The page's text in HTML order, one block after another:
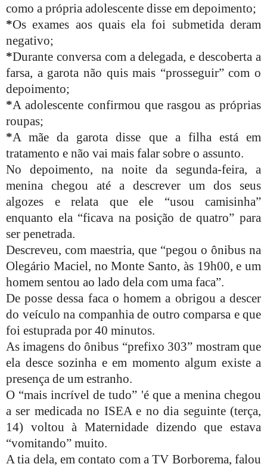
como a própria adolescente disse em depoimento;
*Os exames aos quais ela foi submetida deram
negativo;
*Durante conversa com a delegada, e descoberta a
farsa, a garota não quis mais “prosseguir” com o
depoimento;
*A adolescente confirmou que rasgou as próprias
roupas;
*A mãe da garota disse que a filha está em
tratamento e não vai mais falar sobre o assunto.
No depoimento, na noite da segunda-feira, a
menina chegou até a descrever um dos seus
algozes e relata que ele “usou camisinha”
enquanto ela “ficava na posição de quatro” para
ser penetrada.
Descreveu, com maestria, que “pegou o ônibus na
Olegário Maciel, no Monte Santo, às 19h00, e um
homem sentou ao lado dela com uma faca”.
De posse dessa faca o homem a obrigou a descer
do veículo na companhia de outro comparsa e que
foi estuprada por 40 minutos.
As imagens do ônibus “prefixo 303” mostram que
ela desce sozinha e em momento algum existe a
presença de um estranho.
O “mais incrível de tudo” 'é que a menina chegou
a ser medicada no ISEA e no dia seguinte (terça,
14) voltou à Maternidade dizendo que estava
“vomitando” muito.
A tia dela, em contato com a TV Borborema, falou